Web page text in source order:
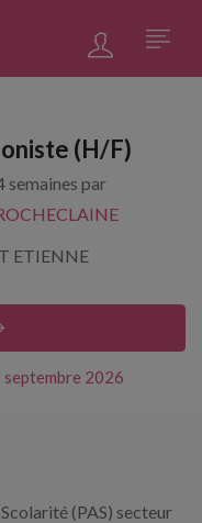
(H/F)
semaines par
ETIENNE
2026
(PAS) secteur